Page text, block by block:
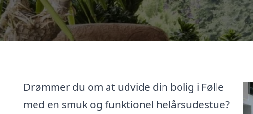
Drømmer du om at udvide din bolig i Følle
med en smuk og funktionel helårsudestue?